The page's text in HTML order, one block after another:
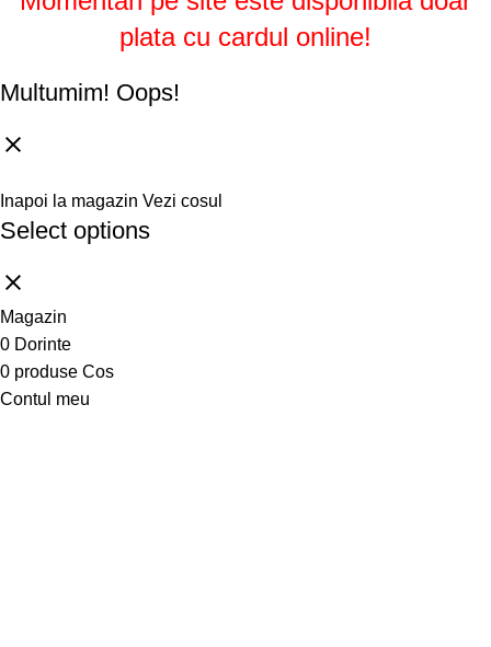
plata cu cardul online!
Multumim! Oops!
Inapoi la magazin Vezi cosul
Select options
Magazin
0 Dorinte
0 produse Cos
Contul meu